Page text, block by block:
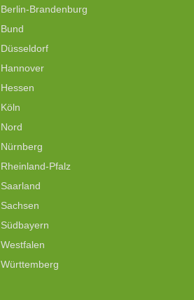
Berlin-Brandenburg
Bund
Düsseldorf
Hannover
Hessen
Köln
Nord
Nürnberg
Rheinland-Pfalz
Saarland
Sachsen
Südbayern
Westfalen
Württemberg